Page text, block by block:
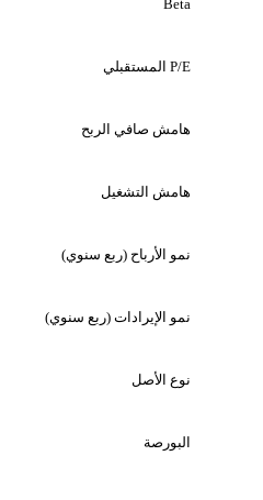
Beta
P/E المستقبلي
هامش صافي الربح
هامش التشغيل
نمو الأرباح (ربع سنوي)
نمو الإيرادات (ربع سنوي)
نوع الأصل
البورصة